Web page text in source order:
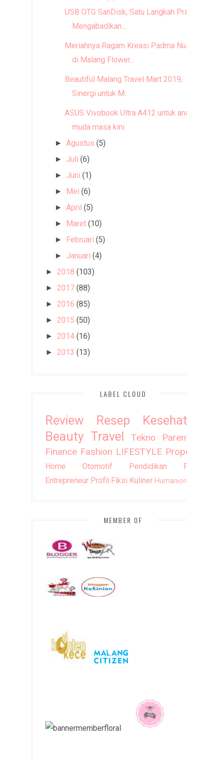
USB OTG SanDisk, Satu Langkah Praktis
Mengabadikan...
Meriahnya Ragam Kreasi Padma Nusa
di Malang Flower...
Beautiful Malang Travel Mart 2019,
Sinergi untuk M...
ASUS Vivobook Ultra A412 untuk anak
muda masa kini
►Agustus (5)
► Juli (6)
► Juni (1)
► Mei (6)
►April (5)
► Maret (10)
► Februari (5)
► Januari (4)
► 2018 (103)
► 2017 (88)
► 2016 (85)
► 2015 (50)
► 2014 (16)
► 2013 (13)
LABEL CLOUD
Review Resep
Kesehatan
Beauty Travel Tekno
Parenting
Finance Fashion LIFESTYLE Property
Home Otomotif Pendidikan
Puisi
Entrepreneur Profil Fiksi Kuliner Humaniora
MEMBER OF